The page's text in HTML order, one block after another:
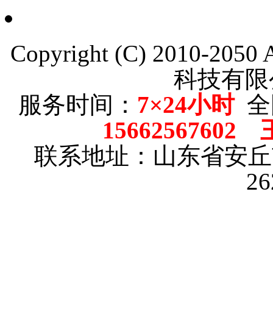
Copyright (C) 2010-2050
科技有
服务时间： 7×24小时全
15662567602
联系地址：山东省安